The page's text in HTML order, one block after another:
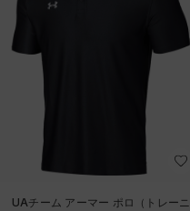
UAチーム アーマー ポロ（トレーニ